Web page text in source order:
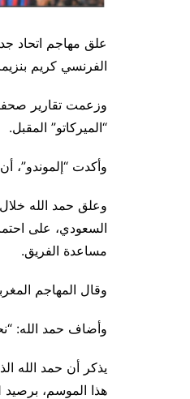
علق مهاجم اتحاد
الفرنسي كريم
وزعمت تقارير
“الميركاتو” المقبل.
وأكدت “إلموندو”، أن
وعلق حمد الله
السعودي، على
مساعدة الفريق.
وقال المهاجم
وأضاف حمد الله:
يذكر أن حمد الله
هذا الموسم، برصيد 21 هدفا.